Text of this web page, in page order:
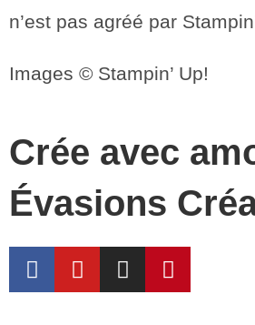
n’est pas agréé par
Images © Stampin’ Up!
Crée avec
Évasions